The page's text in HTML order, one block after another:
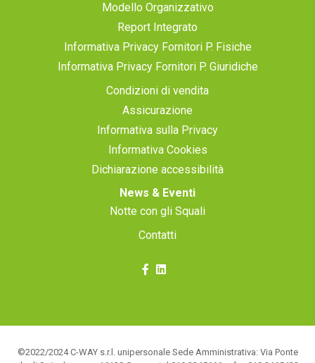
Modello Organizzativo
Report Integrato
Informativa Privacy Fornitori P. Fisiche
Informativa Privacy Fornitori P. Giuridiche
Condizioni di vendita
Assicurazione
Informativa sulla Privacy
Informativa Cookies
Dichiarazione accessibilità
News & Eventi
Notte con gli Squali
Contatti
©2022/2024 C-WAY s.r.l. unipersonale Sede Amministrativa: Via Ponte